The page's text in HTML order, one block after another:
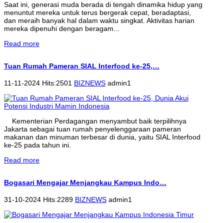
Saat ini, generasi muda berada di tengah dinamika hidup yang
menuntut mereka untuk terus bergerak cepat, beradaptasi,
dan meraih banyak hal dalam waktu singkat. Aktivitas harian
mereka dipenuhi dengan beragam...
Read more
Tuan Rumah Pameran SIAL Interfood ke-25,…
11-11-2024 Hits:2501 BIZNEWS admin1
Kementerian Perdagangan menyambut baik terpilihnya
Jakarta sebagai tuan rumah penyelenggaraan pameran
makanan dan minuman terbesar di dunia, yaitu SIAL Interfood
ke-25 pada tahun ini.
Read more
Bogasari Mengajar Menjangkau Kampus Indo…
31-10-2024 Hits:2289 BIZNEWS admin1